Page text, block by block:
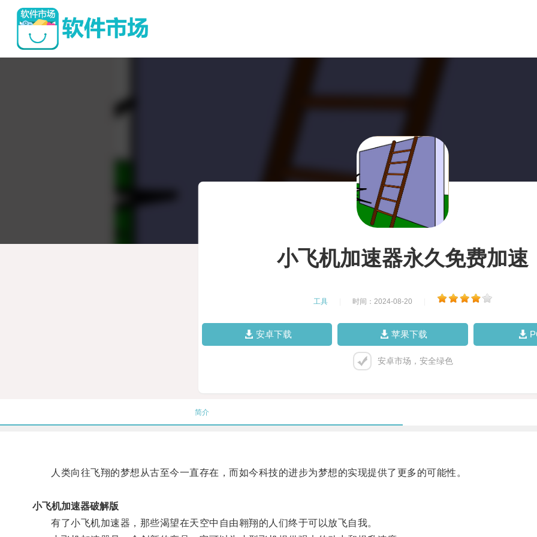
小飞机加速器永久免费加速
工具 时间：2024-08-20
安卓下载 苹果下载
安卓市场，安全绿色
简介
人类向往飞翔的梦想从古至今一直存在，而如今科技的进步为梦想的实现提供了更多的可能性。
小飞机加速器破解版
有了小飞机加速器，那些渴望在天空中自由翱翔的人们终于可以放飞自我。